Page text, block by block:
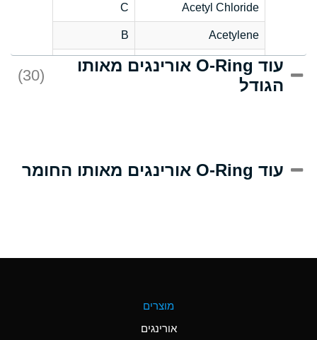
Acetyl Chloride
C
Acetylene
B
Acrlylonitrile
D
Adipic Acid
(Aqueous)
Aluminum Nitrate
עוד O-Ring אורינגים מאותו
הגודל
(30)
עוד O-Ring אורינגים מאותו החומר
מוצרים
אורינגים